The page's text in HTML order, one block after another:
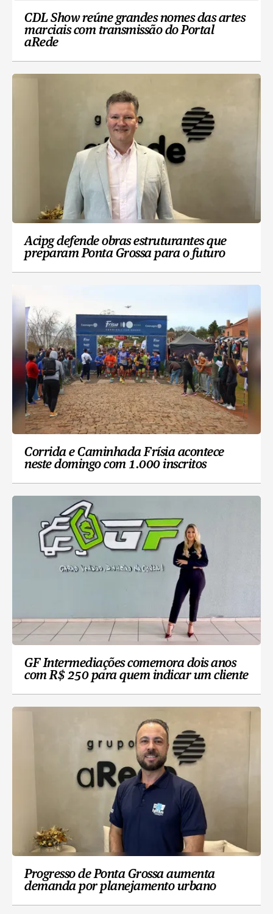
CDL Show reúne grandes nomes das artes
marciais com transmissão do Portal
aRede
Acipg defende obras estruturantes que
preparam Ponta Grossa para o futuro
Corrida e Caminhada Frísia acontece
neste domingo com 1.000 inscritos
GF Intermediações comemora dois anos
com R$ 250 para quem indicar um cliente
Progresso de Ponta Grossa aumenta
demanda por planejamento urbano